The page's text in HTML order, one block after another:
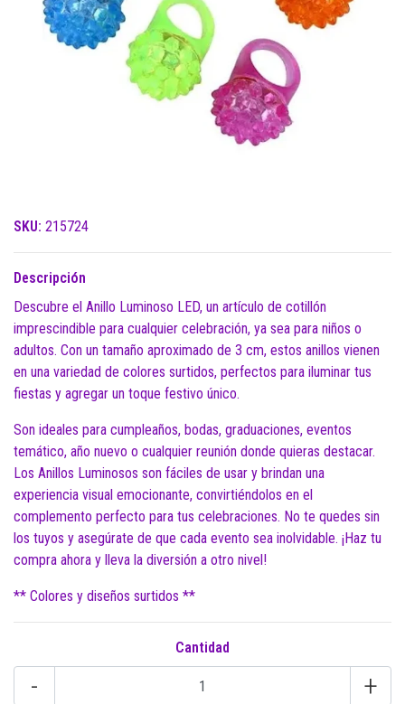
SKU: 215724
Descripción
Descubre el Anillo Luminoso LED, un artículo de cotillón
imprescindible para cualquier celebración, ya sea para niños o
adultos. Con un tamaño aproximado de 3 cm, estos anillos vienen
en una variedad de colores surtidos, perfectos para iluminar tus
fiestas y agregar un toque festivo único.
Son ideales para cumpleaños, bodas, graduaciones, eventos
temático, año nuevo o cualquier reunión donde quieras destacar.
Los Anillos Luminosos son fáciles de usar y brindan una
experiencia visual emocionante, convirtiéndolos en el
complemento perfecto para tus celebraciones. No te quedes sin
los tuyos y asegúrate de que cada evento sea inolvidable. ¡Haz tu
compra ahora y lleva la diversión a otro nivel!
** Colores y diseños surtidos **
Cantidad
- +